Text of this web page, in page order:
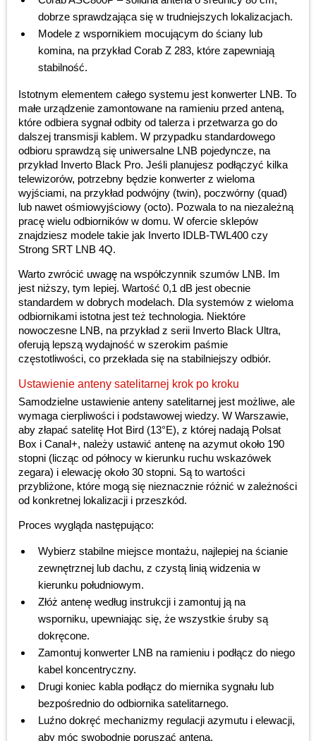
dobrze sprawdzająca się w trudniejszych lokalizacjach.
Modele z wspornikiem mocującym do ściany lub
komina, na przykład Corab Z 283, które zapewniają
stabilność.
Istotnym elementem całego systemu jest konwerter LNB. To
małe urządzenie zamontowane na ramieniu przed anteną,
które odbiera sygnał odbity od talerza i przetwarza go do
dalszej transmisji kablem. W przypadku standardowego
odbioru sprawdzą się uniwersalne LNB pojedyncze, na
przykład Inverto Black Pro. Jeśli planujesz podłączyć kilka
telewizorów, potrzebny będzie konwerter z wieloma
wyjściami, na przykład podwójny (twin), poczwórny (quad)
lub nawet ośmiowyjściowy (octo). Pozwala to na niezależną
pracę wielu odbiorników w domu. W ofercie sklepów
znajdziesz modele takie jak Inverto IDLB-TWL400 czy
Strong SRT LNB 4Q.
Warto zwrócić uwagę na współczynnik szumów LNB. Im
jest niższy, tym lepiej. Wartość 0,1 dB jest obecnie
standardem w dobrych modelach. Dla systemów z wieloma
odbiornikami istotna jest też technologia. Niektóre
nowoczesne LNB, na przykład z serii Inverto Black Ultra,
oferują lepszą wydajność w szerokim paśmie
częstotliwości, co przekłada się na stabilniejszy odbiór.
Ustawienie anteny satelitarnej krok po kroku
Samodzielne ustawienie anteny satelitarnej jest możliwe, ale
wymaga cierpliwości i podstawowej wiedzy. W Warszawie,
aby złapać satelitę Hot Bird (13°E), z której nadają Polsat
Box i Canal+, należy ustawić antenę na azymut około 190
stopni (licząc od północy w kierunku ruchu wskazówek
zegara) i elewację około 30 stopni. Są to wartości
przybliżone, które mogą się nieznacznie różnić w zależności
od konkretnej lokalizacji i przeszkód.
Proces wygląda następująco:
Wybierz stabilne miejsce montażu, najlepiej na ścianie
zewnętrznej lub dachu, z czystą linią widzenia w
kierunku południowym.
Złóż antenę według instrukcji i zamontuj ją na
wsporniku, upewniając się, że wszystkie śruby są
dokręcone.
Zamontuj konwerter LNB na ramieniu i podłącz do niego
kabel koncentryczny.
Drugi koniec kabla podłącz do miernika sygnału lub
bezpośrednio do odbiornika satelitarnego.
Luźno dokręć mechanizmy regulacji azymutu i elewacji,
aby móc swobodnie poruszać anteną.